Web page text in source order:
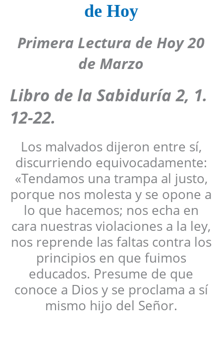
de Hoy
Primera Lectura de Hoy 20
de Marzo
Libro de la Sabiduría 2, 1.
12-22.
Los malvados dijeron entre sí,
discurriendo equivocadamente:
«Tendamos una trampa al justo,
porque nos molesta y se opone a
lo que hacemos; nos echa en
cara nuestras violaciones a la ley,
nos reprende las faltas contra los
principios en que fuimos
educados. Presume de que
conoce a Dios y se proclama a sí
mismo hijo del Señor.